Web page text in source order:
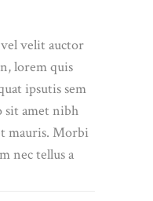
velit auctor
lorem quis
ipsutis sem
sit amet nibh
mauris. Morbi
nec tellus a